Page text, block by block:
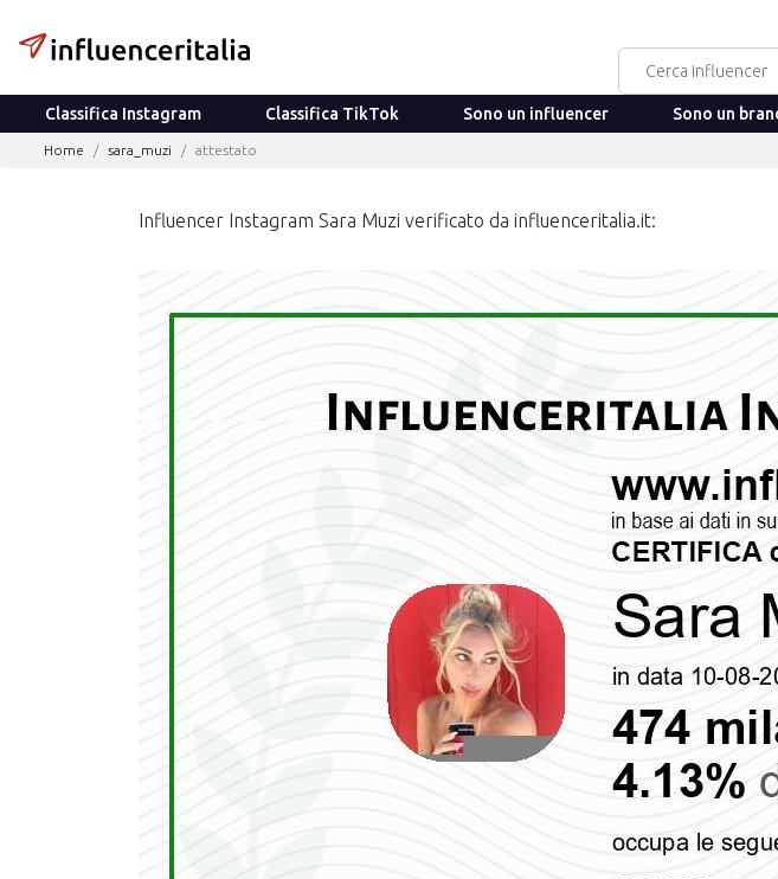
Classifica Instagram Classifica TikTok Sono un influencer Sono un
Home sara_muzi attestato
Influencer Instagram Sara Muzi verificato da influenceritalia.it: